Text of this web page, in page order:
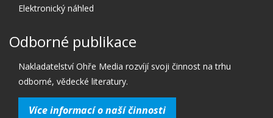
Elektronický náhled
Odborné publikace
Nakladatelství Ohře Media rozvíjí svoji činnost na trhu
odborné, vědecké literatury.
Více informací o naší činnosti